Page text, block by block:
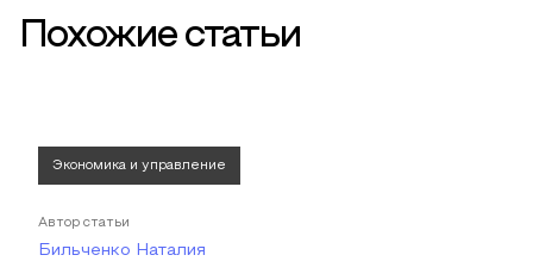
Похожие статьи
Экономика и управление
Автор статьи
Бильченко Наталия